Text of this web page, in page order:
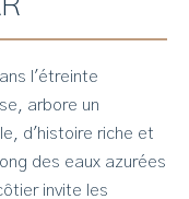
l'étreinte
arbore un
d'histoire riche et
des eaux azurées
invite les